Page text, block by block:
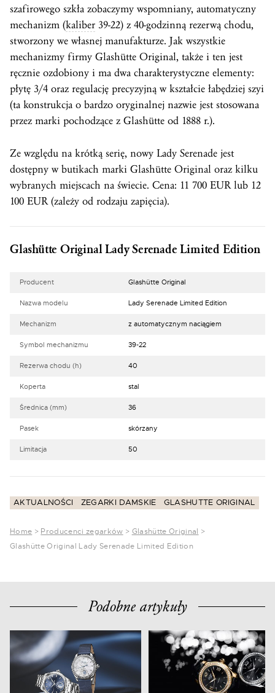
szafirowego szkła zobaczymy wspomniany, automatyczny
mechanizm (kaliber 39-22) z 40-godzinną rezerwą chodu,
stworzony we własnej manufakturze. Jak wszystkie
mechanizmy firmy Glashütte Original, także i ten jest
ręcznie ozdobiony i ma dwa charakterystyczne elementy:
płytę 3/4 oraz regulację precyzyjną w kształcie łabędziej szyi
(ta konstrukcja o bardzo oryginalnej nazwie jest stosowana
przez marki pochodzące z Glashütte od 1888 r.).
Ze względu na krótką serię, nowy Lady Serenade jest
dostępny w butikach marki Glashütte Original oraz kilku
wybranych miejscach na świecie. Cena: 11 700 EUR lub 12
100 EUR (zależy od rodzaju zapięcia).
Glashütte Original Lady Serenade Limited Edition
Producent Glashütte Original
Nazwa modelu Lady Serenade Limited Edition
Mechanizm z automatycznym naciągiem
Symbol mechanizmu 39-22
Rezerwa chodu (h) 40
Koperta stal
Średnica (mm) 36
Pasek skórzany
Limitacja 50
AKTUALNOŚCI ZEGARKI DAMSKIE GLASHUTTE ORIGINAL
Home > Producenci zegarków > Glashütte Original
>
Glashütte Original Lady Serenade Limited Edition
Podobne artykuły